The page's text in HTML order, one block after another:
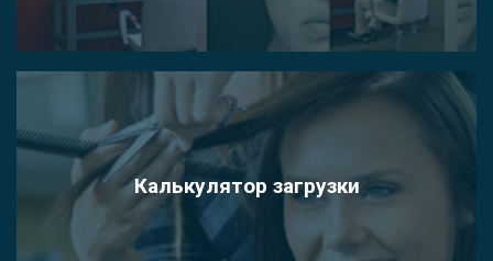
Калькулятор загрузки